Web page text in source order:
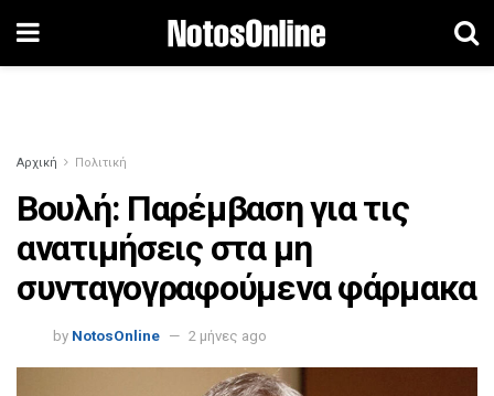
Αρχική Πολιτική
Βουλή: Παρέμβαση για τις
ανατιμήσεις στα μη
συνταγογραφούμενα φάρμακα
by NotosOnline 2 μήνες ago